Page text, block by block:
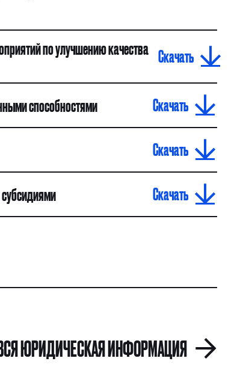
по улучшению качества Скачать
способностями Скачать
Скачать
Скачать
ЮРИДИЧЕСКАЯ ИНФОРМАЦИЯ
НАЙТИ